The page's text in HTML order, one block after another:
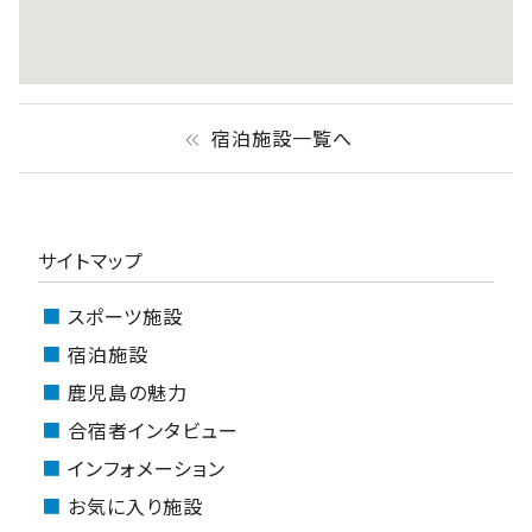
keyboard_double_arrow_left 宿泊施設一覧へ
サイトマップ
スポーツ施設
宿泊施設
鹿児島の魅力
合宿者インタビュー
インフォメーション
お気に入り施設